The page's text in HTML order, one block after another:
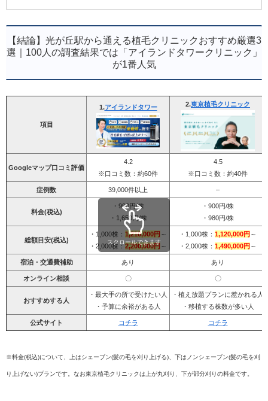
【結論】光が丘駅から通える植毛クリニックおすすめ厳選3
選｜100人の調査結果では「アイランドタワークリニック」
が1番人気
項目
1.アイランドタワー 2.東京植毛クリニック
Googleマップ口コミ評価
4.2
※口コミ数：約60件
4.5
※口コミ数：約40件
症例数 39,000件以上 –
料金(税込)
・990円/株
・1,650円/株
・900円/株
・980円/株
総額目安(税込)
・1,000株： 1,210,000円 ～
・2,000株：2,200,000円 ～
・1,000株： 1,120,000円 ～
・2,000株： 1,490,000円 ～
宿泊・交通費補助 あり あり
オンライン相談 〇 〇
おすすめする人
・最大手の所で受けたい人
・予算に余裕がある人
・植え放題プランに惹かれる人
・移植する株数が多い人
公式サイト コチラ コチラ
スクロールできます
※料金(税込)について、上はシェーブン(髪の毛を刈り上げる)、下はノンシェーブン(髪の毛を刈
り上げない)プランです。なお東京植毛クリニックは上が丸刈り、下が部分刈りの料金です。